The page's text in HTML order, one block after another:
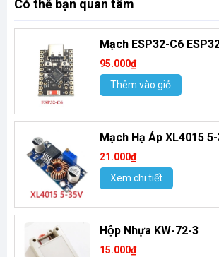
Có thể bạn quan tâm
Mạch ESP32-C6
95.000₫
Thêm vào giỏ
Mạch Hạ Áp XL4015
21.000₫
Xem chi tiết
Hộp Nhựa KW-72-3
15.000₫